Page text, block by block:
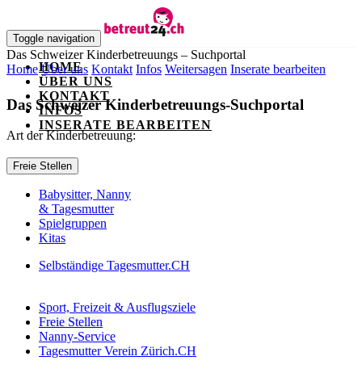
Toggle navigation
HOME
ÜBER UNS
KONTAKT
INFOS
INSERATE BEARBEITEN
Das Schweizer Kinderbetreuungs – Suchportal
Home Über uns Kontakt Infos Weitersagen Inserate bearbeiten
Das Schweizer Kinderbetreuungs-Suchportal
Art der Kinderbetreuung:
Freie Stellen
Babysitter, Nanny
& Tagesmutter
Spielgruppen
Kitas
Selbständige Tagesmutter.CH
Sport, Freizeit & Ausflugsziele
Freie Stellen
Nanny-Service
Tagesmutter Verein Zürich.CH